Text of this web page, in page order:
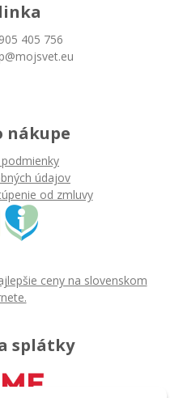
405 756
nákupe
údajov
od zmluvy
splátky